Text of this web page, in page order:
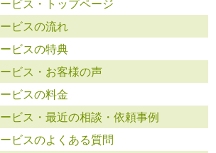
ビス・トップページ
ビスの流れ
ビスの特典
ビス・お客様の声
ビスの料金
ビス・最近の相談・依頼事例
ビスのよくある質問